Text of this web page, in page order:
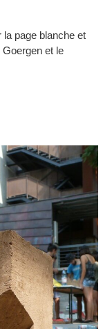
la page blanche et
et le